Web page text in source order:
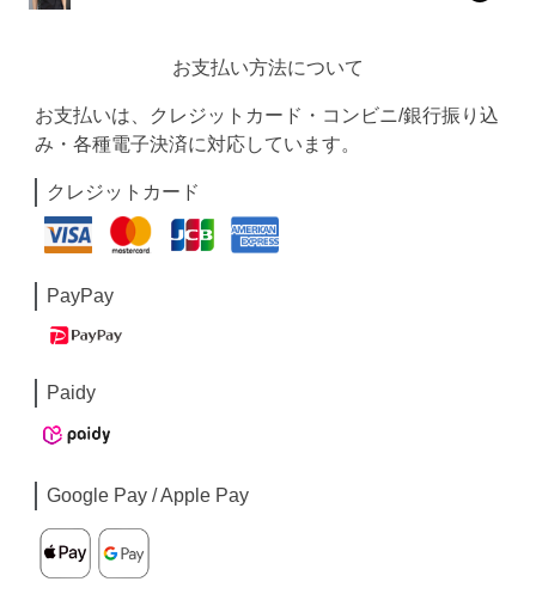
お支払い方法について
お支払いは、クレジットカード・コンビニ/銀行振り込
み・各種電子決済に対応しています。
クレジットカード
PayPay
Paidy
Google Pay / Apple Pay